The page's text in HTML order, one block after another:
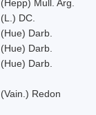
(Hepp) Mull. Arg.
(L.) DC.
(Hue) Darb.
(Hue) Darb.
(Hue) Darb.
(Vain.) Redon